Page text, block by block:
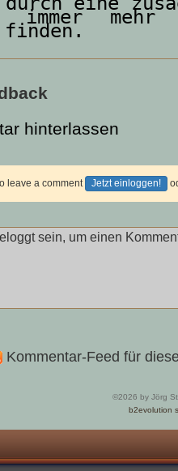
mehr
hinterlassen
leave a comment Jetzt einloggen!
Kommentar-Feed für
©2026 by Jörg
b2evolution